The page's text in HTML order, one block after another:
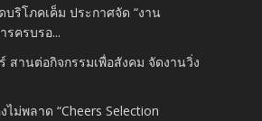
บริโภคเค็ม ประกาศจัด “งาน
รครบรอ...
สานต่อกิจกรรมเพื่อสังคม จัดงานวิ่ง
ไม่พลาด “Cheers Selection